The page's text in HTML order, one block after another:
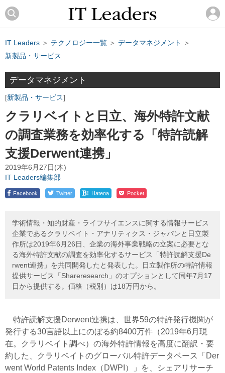
IT Leaders ＞ テクノロジー一覧 ＞ データマネジメント
＞
新製品・サービス
データマネジメント
新製品・サービス
クラリベイトと日立、海外特許文献
の調査業務を効率化する「特許読解
支援Derwent連携」
2019年6月27日(木)
IT Leaders編集部
Facebook Twitter ! Hatena Pocket
学術情報・知的財産・ライフサイエンスに関する情報サービス
企業であるクラリベイト・アナリティクス・ジャパンと日立製
作所は2019年6月26日、企業の海外事業戦略の立案に必要とな
る海外特許文献の調査を効率化するサービス「特許読解支援De
rwent連携」を共同開発したと発表した。日立製作所の特許情報
提供サービス「Shareresearch」のオプションとして同年7月17
日から提供する。価格（税別）は18万円から。
特許読解支援Derwent連携は、世界59の特許発行機関が
発行する30言語以上にのぼる約8400万件（2019年6月現
在。クラリベイト調べ）の海外特許情報を高度に翻訳・要
約した、クラリベイトのグローバル特許データベース「Der
went World Patents Index（DWPI）」を、シェアリサーチ